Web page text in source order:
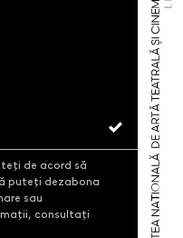
de acord să
puteți dezabona
sau
consultați